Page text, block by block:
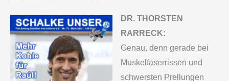
DR. THORSTEN
RARRECK:
Genau, denn gerade bei
Muskelfaserrissen und
schwersten Prellungen